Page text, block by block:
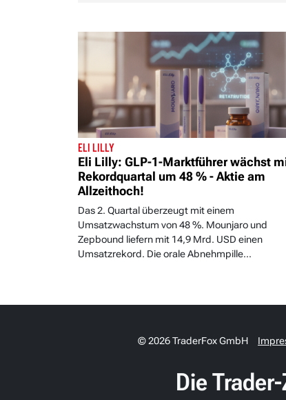
ELI LILLY
Eli Lilly: GLP-1-Marktführer wächst
Rekordquartal um 48 % - Aktie am
Allzeithoch!
Das 2. Quartal überzeugt mit einem
Umsatzwachstum von 48 %. Mounjaro und
Zepbound liefern mit 14,9 Mrd. USD einen
Umsatzrekord. Die orale Abnehmpille...
© 2026 TraderFox GmbH
Die